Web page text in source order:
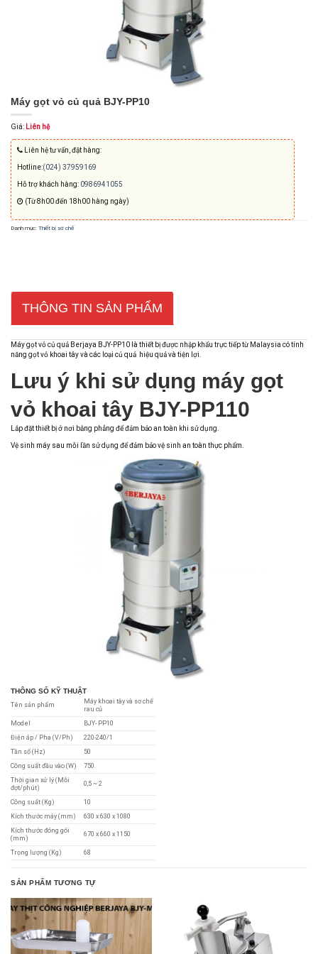
Máy gọt vỏ củ quả BJY-PP10
Giá: Liên hệ
Liên hệ tư vấn, đặt hàng:
Hotline:(024) 37959169
Hỗ trợ khách hàng: 0986941055
(Từ 8h00 đến 18h00 hàng ngày)
Danh mục: Thiết bị sơ chế
THÔNG TIN SẢN PHẨM
Máy gọt vỏ củ quả Berjaya BJY-PP10 là thiết bị được nhập khẩu trực tiếp từ Malaysia có tính
năng gọt vỏ khoai tây và các loại củ quả hiệu quả và tiện lợi.
Lưu ý khi sử dụng máy gọt
vỏ khoai tây BJY-PP110
Lắp đặt thiết bị ở nơi bằng phẳng để đảm bảo an toàn khi sử dụng.
Vệ sinh máy sau mỗi lần sử dụng để đảm bảo vệ sinh an toàn thực phẩm.
THÔNG SỐ KỸ THUẬT
Tên sản phẩm
Máy khoai tây và sơ chế
rau củ
Model
BJY- PP10
Điện áp / Pha (V/Ph)
220-240/1
Tần số (Hz)
50
Công suất đầu vào (W)
750
Thời gian xử lý (Mỗi
đợt/phút)
0,5 ~ 2
Công suất (Kg)
10
Kích thước máy (mm)
630 x 630 x 1080
Kích thước đóng gói
(mm)
670 x 660 x 1150
Trọng lượng (Kg) 68
SẢN PHẨM TƯƠNG TỰ